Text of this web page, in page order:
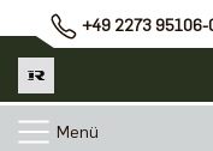
+49 2273 95106-
Menü